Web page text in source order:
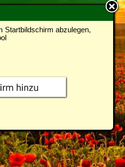
Startbildschirm abzulegen,